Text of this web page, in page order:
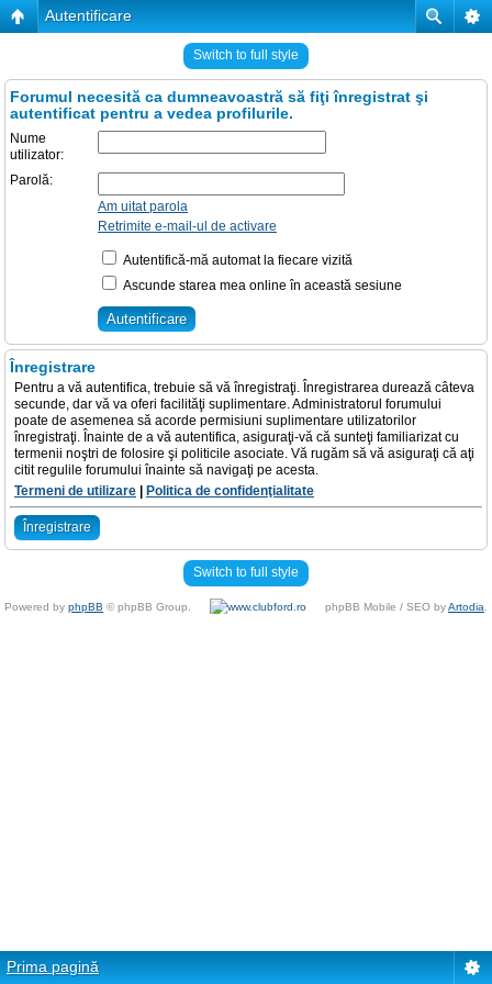
Autentificare
Switch to full style
Forumul necesită ca dumneavoastră să fiţi înregistrat şi
autentificat pentru a vedea profilurile.
Nume
utilizator:
Parolă:
Am uitat parola
Retrimite e-mail-ul de activare
Autentifică-mă automat la fiecare vizită
Ascunde starea mea online în această sesiune
Înregistrare
Pentru a vă autentifica, trebuie să vă înregistraţi. Înregistrarea durează câteva
secunde, dar vă va oferi facilităţi suplimentare. Administratorul forumului
poate de asemenea să acorde permisiuni suplimentare utilizatorilor
înregistraţi. Înainte de a vă autentifica, asiguraţi-vă că sunteţi familiarizat cu
termenii noştri de folosire şi politicile asociate. Vă rugăm să vă asiguraţi că aţi
citit regulile forumului înainte să navigaţi pe acesta.
Termeni de utilizare
Politica de confidenţialitate
Înregistrare
Switch to full style
Powered by phpBB © phpBB Group. phpBB Mobile / SEO byArtodia
Prima pagină